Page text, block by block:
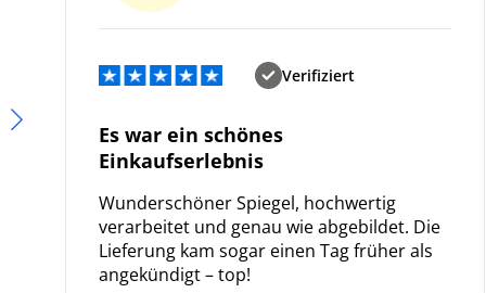
Verifiziert
Es war ein schönes
Einkaufserlebnis
Wunderschöner Spiegel, hochwertig
verarbeitet und genau wie abgebildet. Die
Lieferung kam sogar einen Tag früher als
angekündigt – top!